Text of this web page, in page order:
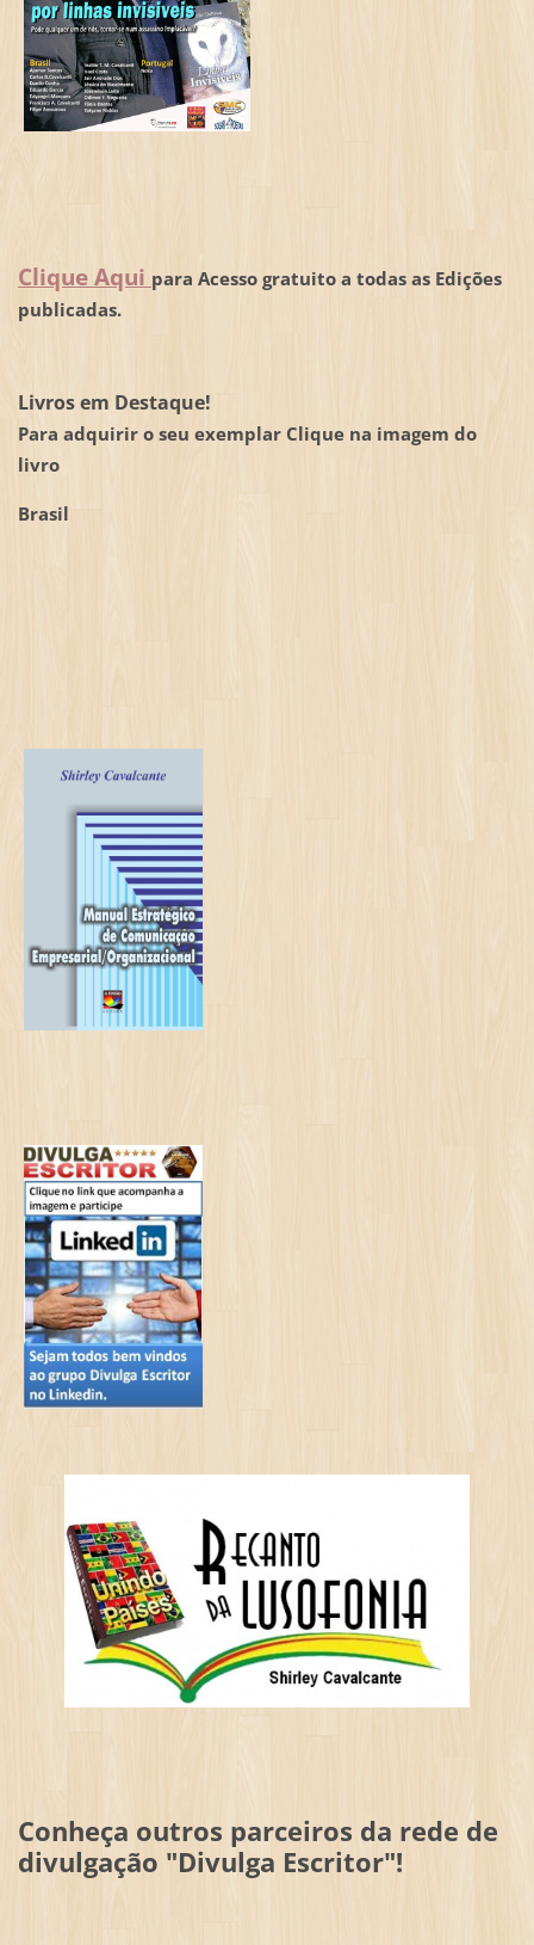
Clique Aqui para Acesso gratuito a todas as Edições
publicadas.
Livros em Destaque!
Para adquirir o seu exemplar Clique na imagem do
livro
Brasil
Conheça outros parceiros da rede de
divulgação "Divulga Escritor"!